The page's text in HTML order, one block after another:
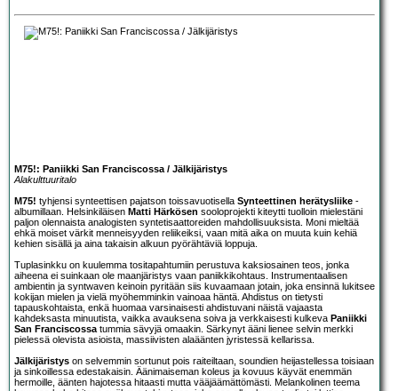
M75!: Paniikki San Franciscossa / Jälkijäristys
Alakulttuuritalo
M75! tyhjensi synteettisen pajatson toissavuotisella Synteettinen herätysliike -
albumillaan. Helsinkiläisen Matti Härkösen sooloprojekti kiteytti tuolloin mielestäni
paljon olennaista analogisten syntetisaattoreiden mahdollisuuksista. Moni mieltää
ehkä moiset värkit menneisyyden reliikeiksi, vaan mitä aika on muuta kuin kehiä
kehien sisällä ja aina takaisin alkuun pyörähtäviä loppuja.
Tuplasinkku on kuulemma tositapahtumiin perustuva kaksiosainen teos, jonka
aiheena ei suinkaan ole maanjäristys vaan paniikkikohtaus. Instrumentaalisen
ambientin ja syntwaven keinoin pyritään siis kuvaamaan jotain, joka ensinnä lukitsee
kokijan mielen ja vielä myöhemminkin vainoaa häntä. Ahdistus on tietysti
tapauskohtaista, enkä huomaa varsinaisesti ahdistuvani näistä vajaasta
kahdeksasta minuutista, vaikka avauksena soiva ja verkkaisesti kulkeva Paniikki
San Franciscossa tummia sävyjä omaakin. Särkynyt ääni lienee selvin merkki
pielessä olevista asioista, massiivisten alaäänten jyristessä kellarissa.
Jälkijäristys on selvemmin sortunut pois raiteiltaan, soundien heijastellessa toisiaan
ja sinkoillessa edestakaisin. Äänimaiseman koleus ja kovuus käyvät enemmän
hermoille, äänten hajotessa hitaasti mutta vääjäämättömästi. Melankolinen teema